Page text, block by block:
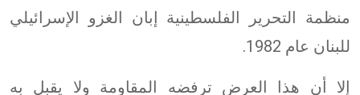
منظمة التحرير الفلسطينية إبان الغزو الإسرائيلي
للبنان عام 1982.
إلا أن هذا العرض ترفضه المقاومة ولا يقبل به